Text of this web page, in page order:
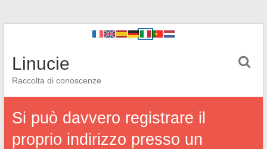
Linucie
Raccolta di conoscenze
Si può davvero registrare il
proprio indirizzo presso un